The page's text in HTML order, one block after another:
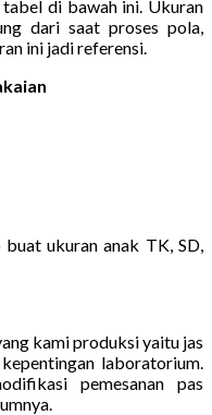
di bawah ini. Ukuran
dari saat proses pola,
ini jadi referensi.
ukuran anak TK, SD,
kami produksi yaitu jas
laboratorium.
pemesanan pas